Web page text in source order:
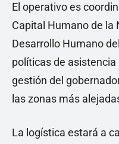
El operativo es
Capital Humano de la
Desarrollo Humano
políticas de
gestión del
las zonas más
La logística estará a